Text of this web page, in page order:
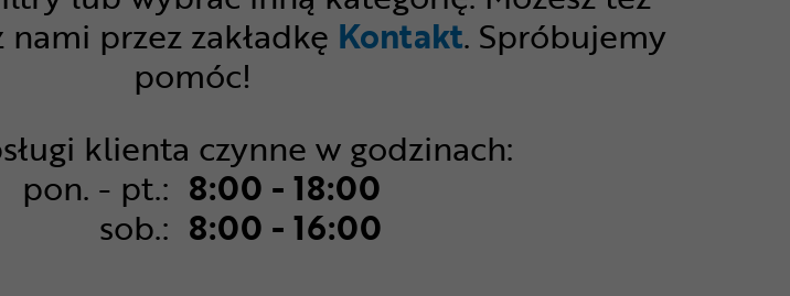
przez zakładkę Kontakt. Spróbujemy
pomóc!
klienta czynne w godzinach:
pon. - pt.: 8:00 - 18:00
sob.: 8:00 - 16:00